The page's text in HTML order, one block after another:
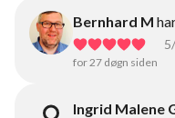
Bernhard M
5
for 27 døgn siden
Ingrid Malene